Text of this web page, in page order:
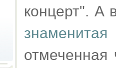
концерт". А
знаменитая
отмеченная